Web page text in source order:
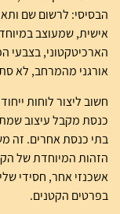
הבסיסי: לרשום שם
אישית, שמעוצב
הארכיטקטוני, בצבעי
אורגני מהמרחב, לא
חשוב ליצור לוחות
כנסת מקבל עיצוב
בתי כנסת אחרים. זה
הזהות המיוחדת של
אשכנזי אחר, חסידי
בפרטים הקטנים.